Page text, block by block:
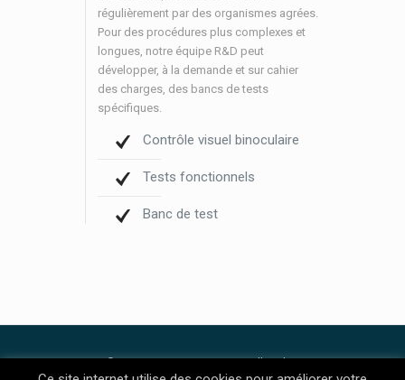
régulièrement par des organismes agrées.
Pour des procédures plus complexes et
longues, notre équipe R&D peut
développer, à la demande et sur cahier
des charges, des bancs de tests
spécifiques.
Contrôle visuel binoculaire
Tests fonctionnels
Banc de test
© 2016 M3ELECTRONIQUE. All Rights